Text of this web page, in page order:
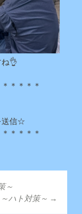
👌
＊＊＊＊
送信☆
＊＊＊＊
ショ
～
ハト対策～ →